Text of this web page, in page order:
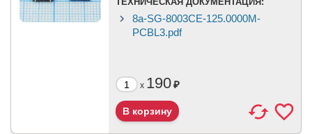
8a-SG-8003CE-125.0000M-
PCBL3.pdf
x 190₽